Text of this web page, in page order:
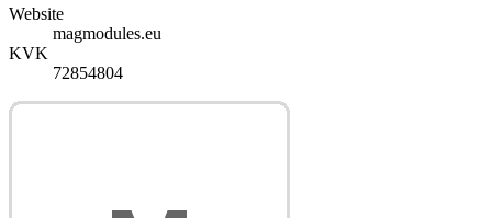
Website
magmodules.eu
KVK
72854804